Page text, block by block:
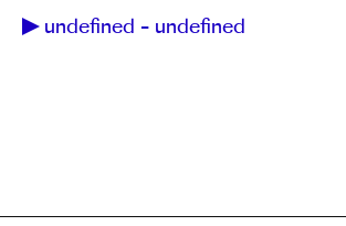
undefined - undefined